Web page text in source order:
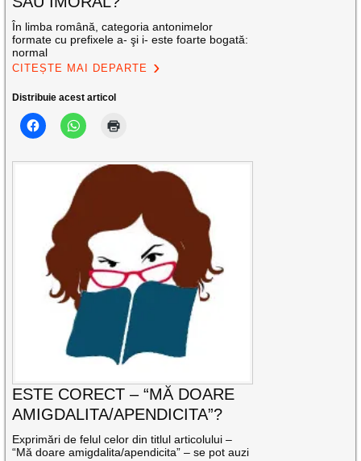
În limba română, categoria antonimelor
formate cu prefixele a- şi i- este foarte bogată:
normal
CITEȘTE MAI DEPARTE
Distribuie acest articol
ESTE CORECT – “MĂ DOARE
AMIGDALITA/APENDICITA”?
Exprimări de felul celor din titlul articolului –
“Mă doare amigdalita/apendicita” – se pot auzi